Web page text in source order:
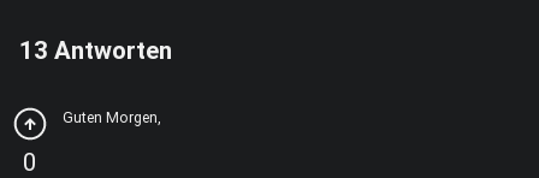
13 Antworten
0
Guten Morgen,